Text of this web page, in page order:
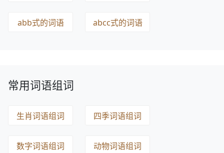
abb式的词语 abcc式的词语
常用词语组词
生肖词语组词 四季词语组词
数字词语组词 动物词语组词